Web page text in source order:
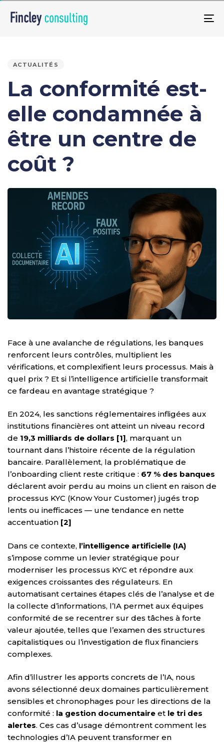
links
content
ACTUALITÉS
La conformité est-
elle condamnée à
être un centre de
coût ?
Face à une avalanche de régulations, les banques
renforcent leurs contrôles, multiplient les
vérifications, et complexifient leurs processus. Mais à
quel prix ? Et si l’intelligence artificielle transformait
ce fardeau en avantage stratégique ?
En 2024, les sanctions réglementaires infligées aux
institutions financières ont atteint un niveau record
de 19,3 milliards de dollars [1], marquant un
tournant dans l’histoire récente de la régulation
bancaire. Parallèlement, la problématique de
l’onboarding client reste critique : 67 % des banques
déclarent avoir perdu au moins un client en raison de
processus KYC (Know Your Customer) jugés trop
lents ou inefficaces — une tendance en nette
accentuation [2]
Dans ce contexte, l’intelligence artificielle (IA)
s’impose comme un levier stratégique pour
moderniser les processus KYC et répondre aux
exigences croissantes des régulateurs. En
automatisant certaines étapes clés de l’analyse et de
la collecte d’informations, l’IA permet aux équipes
conformité de se recentrer sur des tâches à forte
valeur ajoutée, telles que l’examen des structures
capitalistiques ou l’investigation de flux financiers
complexes.
Afin d’illustrer les apports concrets de l’IA, nous
avons sélectionné deux domaines particulièrement
sensibles et chronophages pour les directions de la
conformité : la gestion documentaire et le tri des
alertes. Ces cas d’usage démontrent comment les
technologies d’IA peuvent transformer en